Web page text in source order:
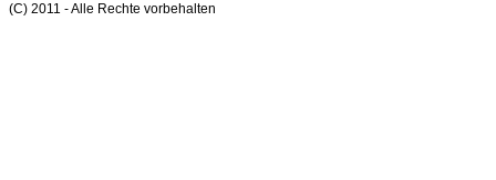
(C) 2011 - Alle Rechte vorbehalten